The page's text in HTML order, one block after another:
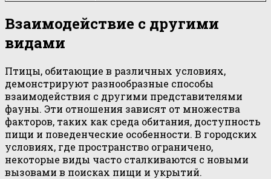
Взаимодействие с другими
видами
Птицы, обитающие в различных условиях,
демонстрируют разнообразные способы
взаимодействия с другими представителями
фауны. Эти отношения зависят от множества
факторов, таких как среда обитания, доступность
пищи и поведенческие особенности. В городских
условиях, где пространство ограничено,
некоторые виды часто сталкиваются с новыми
вызовами в поисках пищи и укрытий.